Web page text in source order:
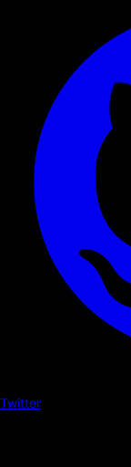
Twitter